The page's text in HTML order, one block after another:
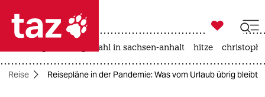
 taz zahl ich
taz zahl ich

taz zahl ich
landtagswahl in sachsen-anhalt hitze
Reise Reisepläne in der Pandemie: Was vom Urlaub übrig bleibt